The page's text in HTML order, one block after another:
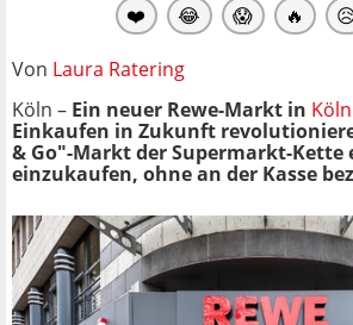
❤️ 😂 😱 🔥
Von Laura Ratering
Köln – Ein neuer Rewe-Markt in Köln
Einkaufen in Zukunft
& Go"-Markt der Supermarkt-Kette
einzukaufen, ohne an der Kasse